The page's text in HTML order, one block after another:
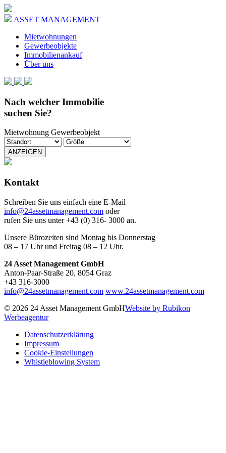
ASSET MANAGEMENT
Mietwohnungen
Gewerbeobjekte
Immobilienankauf
Über uns
Nach welcher Immobilie
suchen Sie?
Mietwohnung Gewerbeobjekt
ANZEIGEN
Kontakt
Schreiben Sie uns einfach eine E-Mail
info@24assetmanagement.com oder
rufen Sie uns unter +43 (0) 316- 3000 an.
Unsere Bürozeiten sind Montag bis Donnerstag
08 – 17 Uhr und Freitag 08 – 12 Uhr.
24 Asset Management GmbH
Anton-Paar-Straße 20, 8054 Graz
+43 316-3000
info@24assetmanagement.com www.24assetmanagement.com
© 2026 24 Asset Management GmbHWebsite by Rubikon
Werbeagentur
Datenschutzerklärung
Impressum
Cookie-Einstellungen
Whistleblowing System